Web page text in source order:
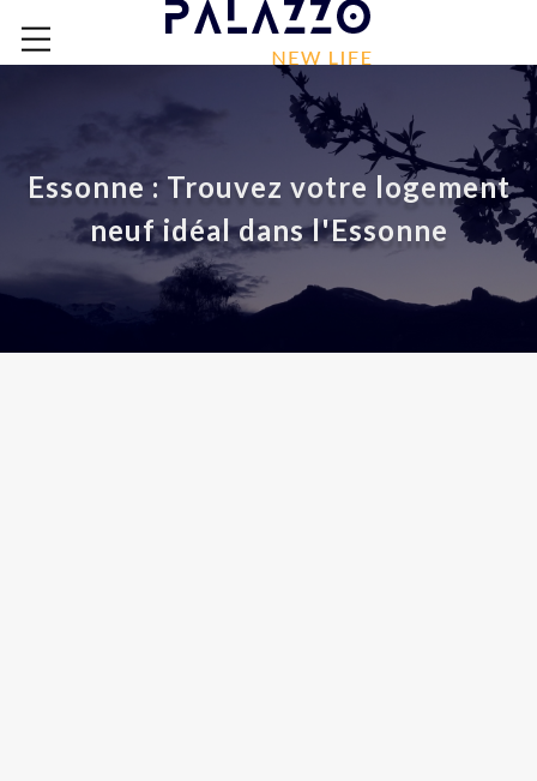
Essonne : Trouvez votre logement
neuf idéal dans l'Essonne